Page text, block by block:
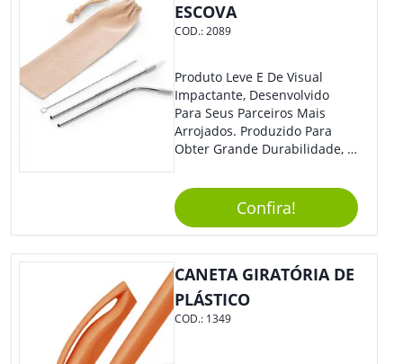
ESCOVA
COD.:2089
Produto Leve E De Visual
Impactante, Desenvolvido
Para Seus Parceiros Mais
Arrojados. Produzido Para
Obter Grande Durabilidade, É
Sua Marca De Forma Estilosa,
Agregando Valor Para Sua
Empresa Em Eventos.
Confira!
CANETA GIRATÓRIA DE
PLÁSTICO
COD.: 1349